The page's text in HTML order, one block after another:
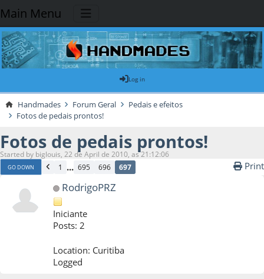
Main Menu
Log in
Handmades Forum Geral
Pedais e efeitos
Fotos de pedais prontos!
Fotos de pedais prontos!
Started by biglouis, 22 de April de 2010, as 21:12:06
GO DOWN 1 ... 695 696 697 Print
RodrigoPRZ
Iniciante
Posts: 2
Location: Curitiba
Logged